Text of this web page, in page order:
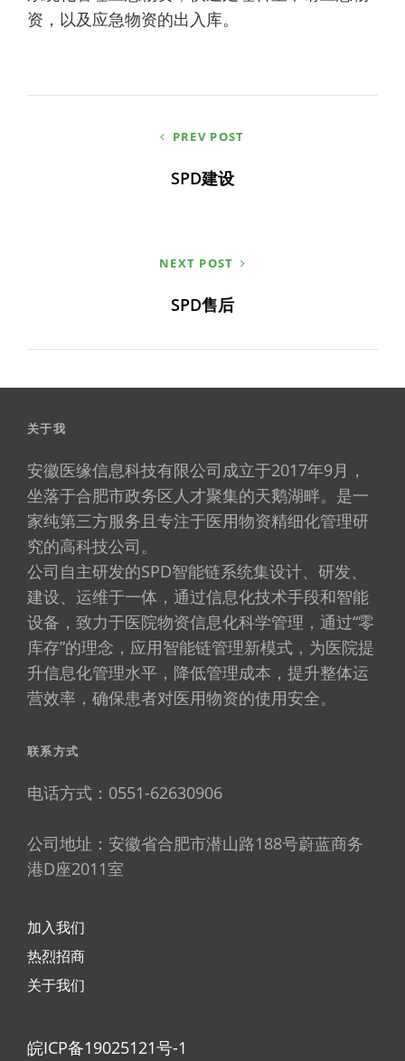
资，以及应急物资的出入库。
PREV POST
SPD建设
NEXT POST
SPD售后
关于我
安徽医缘信息科技有限公司成立于2017年9月，
坐落于合肥市政务区人才聚集的天鹅湖畔。是一
家纯第三方服务且专注于医用物资精细化管理研
究的高科技公司。
公司自主研发的SPD智能链系统集设计、研发、
建设、运维于一体，通过信息化技术手段和智能
设备，致力于医院物资信息化科学管理，通过“零
库存”的理念，应用智能链管理新模式，为医院提
升信息化管理水平，降低管理成本，提升整体运
营效率，确保患者对医用物资的使用安全。
联系方式
电话方式：0551-62630906
公司地址：安徽省合肥市潜山路188号蔚蓝商务
港D座2011室
加入我们
热烈招商
关于我们
皖ICP备19025121号-1